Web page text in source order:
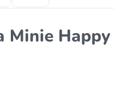
Minie Happy